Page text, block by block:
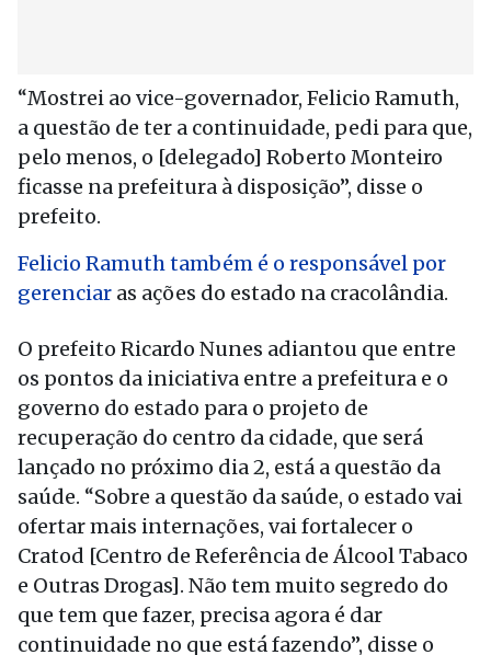
“Mostrei ao vice-governador, Felicio Ramuth,
a questão de ter a continuidade, pedi para que,
pelo menos, o [delegado] Roberto Monteiro
ficasse na prefeitura à disposição”, disse o
prefeito.
Felicio Ramuth também é o responsável por
gerenciar as ações do estado na cracolândia.
O prefeito Ricardo Nunes adiantou que entre
os pontos da iniciativa entre a prefeitura e o
governo do estado para o projeto de
recuperação do centro da cidade, que será
lançado no próximo dia 2, está a questão da
saúde. “Sobre a questão da saúde, o estado vai
ofertar mais internações, vai fortalecer o
Cratod [Centro de Referência de Álcool Tabaco
e Outras Drogas]. Não tem muito segredo do
que tem que fazer, precisa agora é dar
continuidade no que está fazendo”, disse o